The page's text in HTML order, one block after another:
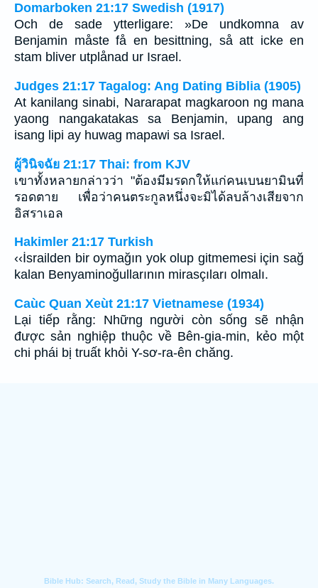
Domarboken 21:17 Swedish (1917)
Och de sade ytterligare: »De undkomna av
Benjamin måste få en besittning, så att icke en
stam bliver utplånad ur Israel.
Judges 21:17 Tagalog: Ang Dating Biblia (1905)
At kanilang sinabi, Nararapat magkaroon ng mana
yaong nangakatakas sa Benjamin, upang ang
isang lipi ay huwag mapawi sa Israel.
ผู้วินิจฉัย 21:17 Thai: from KJV
เขาทั้งหลายกล่าวว่า "ต้องมีมรดกให้แก่คนเบนยามินที่
รอดตาย เพื่อว่าคนตระกูลหนึ่งจะมิได้ลบล้างเสียจาก
อิสราเอล
Hakimler 21:17 Turkish
‹‹İsrailden bir oymağın yok olup gitmemesi için sağ
kalan Benyaminoğullarının mirasçıları olmalı.
Caùc Quan Xeùt 21:17 Vietnamese (1934)
Lại tiếp rằng: Những người còn sống sẽ nhận
được sản nghiệp thuộc về Bên-gia-min, kẻo một
chi phái bị truất khỏi Y-sơ-ra-ên chăng.